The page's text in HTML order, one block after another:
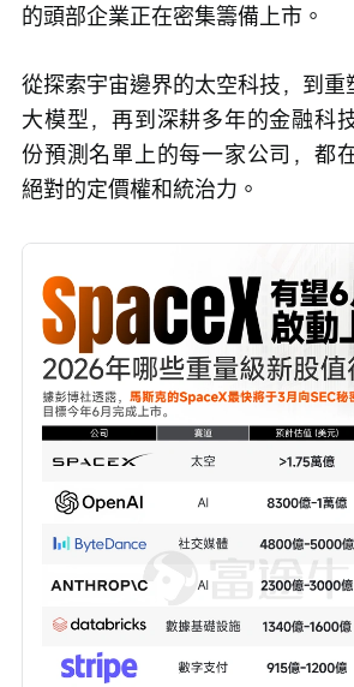
的頭部企業正在密集籌備上市。
從探索宇宙邊界的太空科技，到重
大模型，再到深耕多年的金融科
份預測名單上的每一家公司，都
絕對的定價權和統治力。